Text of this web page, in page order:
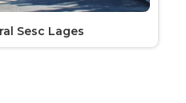
Sesc Lages